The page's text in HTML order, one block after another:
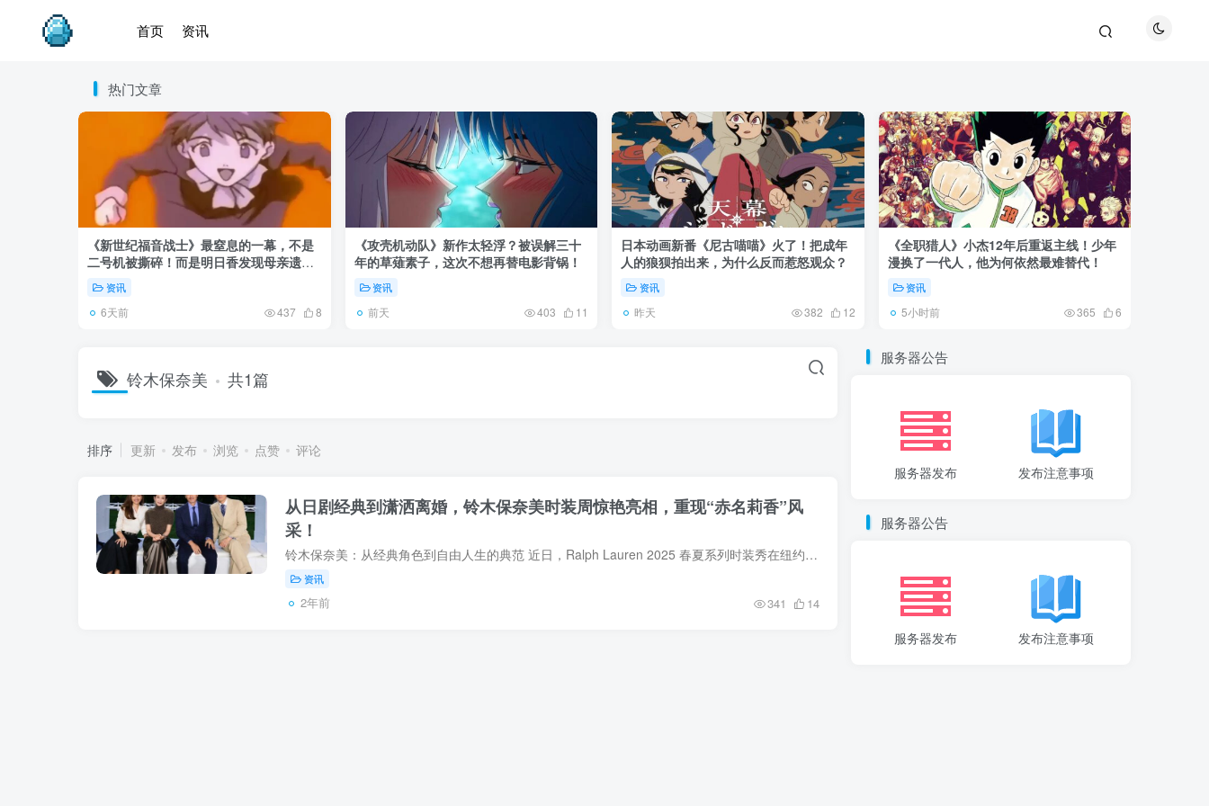
首页 资讯
热门文章
《新世纪福音战士》最窒息的一幕，不是
二号机被撕碎！而是明日香发现母亲遗
体！资讯
6天前 437 8
《攻壳机动队》新作太轻浮？被误解三十
年的草薙素子，这次不想再替电影背锅！
资讯
前天 403 11
日本动画新番《尼古喵喵》火了！把成年
人的狼狈拍出来，为什么反而惹怒观众？
资讯
昨天 382 12
《全职猎人》小杰12年后重返主线！少年
漫换了一代人，他为何依然最难替代！
资讯
5小时前 365 6
铃木保奈美 共1篇
排序 更新 发布 浏览 点赞 评论
从日剧经典到潇洒离婚，铃木保奈美时装周惊艳亮相，重现“赤名莉香”风
采！
铃木保奈美：从经典角色到自由人生的典范 近日，Ralph Lauren 2025 春夏系列时装秀在纽约时装周上闪耀登场，然而，T台上模特们的华服并未完全夺去观众的目光。前排嘉宾席的明星阵容更是引人注目...
资讯
2年前 341 14
服务器公告
服务器发布 发布注意事项
服务器公告
服务器发布 发布注意事项